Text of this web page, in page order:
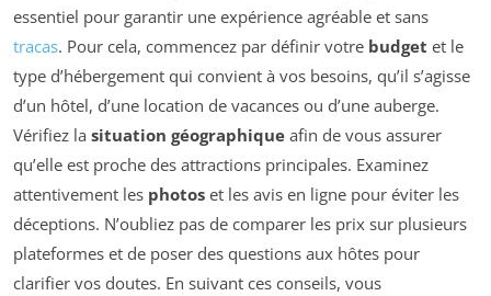
essentiel pour garantir une expérience agréable et sans
tracas. Pour cela, commencez par définir votre budget et le
type d’hébergement qui convient à vos besoins, qu’il s’agisse
d’un hôtel, d’une location de vacances ou d’une auberge.
Vérifiez la situation géographique afin de vous assurer
qu’elle est proche des attractions principales. Examinez
attentivement les photos et les avis en ligne pour éviter les
déceptions. N’oubliez pas de comparer les prix sur plusieurs
plateformes et de poser des questions aux hôtes pour
clarifier vos doutes. En suivant ces conseils, vous